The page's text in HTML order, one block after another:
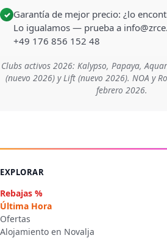
✓ Garantía de mejor precio: ¿lo
Lo igualamos — prueba a
+49 176 856 152 48
Clubs activos 2026: Kalypso, Papaya,
(nuevo 2026) y Lift (nuevo 2026). NOA y
febrero 2026.
EXPLORAR
Rebajas %
Última Hora
Ofertas
Alojamiento en Novalja